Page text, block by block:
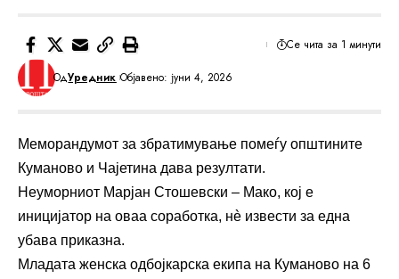
ОдУредник Објавено: јуни 4, 2026
Се чита за 1 минути
Меморандумот за збратимување помеѓу општините
Куманово и Чајетина дава резултати.
Неуморниот Марјан Стошевски – Мако, кој е
иницијатор на оваа соработка, нè извести за една
убава приказна.
Младата женска одбојкарска екипа на Куманово на 6